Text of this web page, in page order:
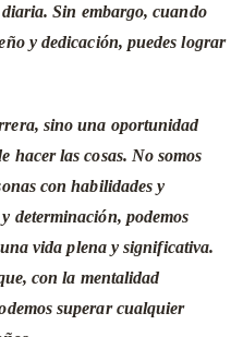
Sin embargo, cuando
y dedicación, puedes lograr
sino una oportunidad
hacer las cosas. No somos
con habilidades y
determinación, podemos
vida plena y significativa.
con la mentalidad
superar cualquier